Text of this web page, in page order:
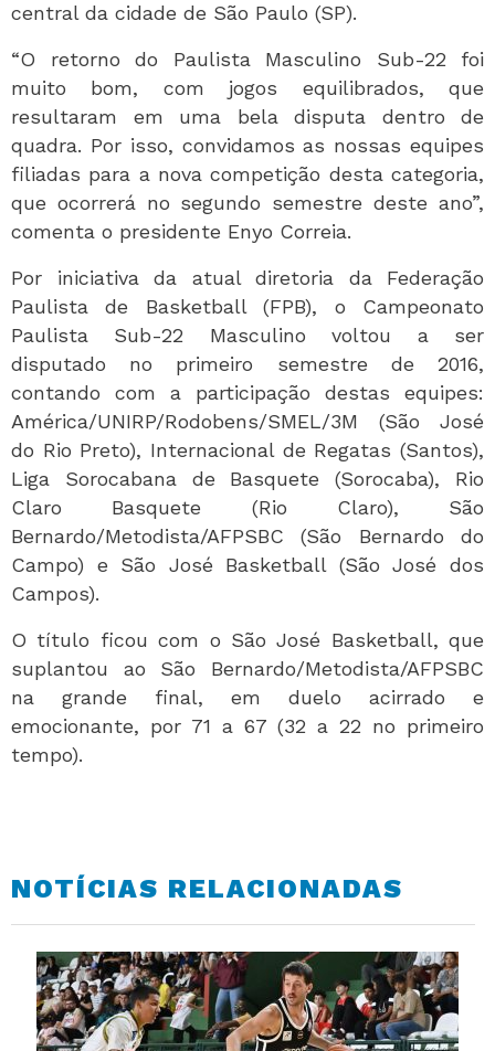
central da cidade de São Paulo (SP).
“O retorno do Paulista Masculino Sub-22 foi
muito bom, com jogos equilibrados, que
resultaram em uma bela disputa dentro de
quadra. Por isso, convidamos as nossas equipes
filiadas para a nova competição desta categoria,
que ocorrerá no segundo semestre deste ano”,
comenta o presidente Enyo Correia.
Por iniciativa da atual diretoria da Federação
Paulista de Basketball (FPB), o Campeonato
Paulista Sub-22 Masculino voltou a ser
disputado no primeiro semestre de 2016,
contando com a participação destas equipes:
América/UNIRP/Rodobens/SMEL/3M (São José
do Rio Preto), Internacional de Regatas (Santos),
Liga Sorocabana de Basquete (Sorocaba), Rio
Claro Basquete (Rio Claro), São
Bernardo/Metodista/AFPSBC (São Bernardo do
Campo) e São José Basketball (São José dos
Campos).
O título ficou com o São José Basketball, que
suplantou ao São Bernardo/Metodista/AFPSBC
na grande final, em duelo acirrado e
emocionante, por 71 a 67 (32 a 22 no primeiro
tempo).
NOTÍCIAS RELACIONADAS